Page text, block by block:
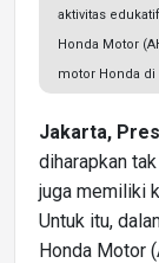
aktivitas
Honda Motor
motor Honda
Jakarta,
diharapkan
juga memiliki
Untuk itu,
Honda Motor